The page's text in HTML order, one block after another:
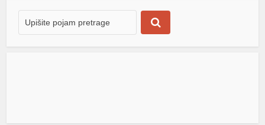
potrošače. On je naglasio da je najvažnije da se cijena
električne energije za građane Republike Srpske neće
mijenjati. “Naš cilj ostaje jasan – potpuna […][...]